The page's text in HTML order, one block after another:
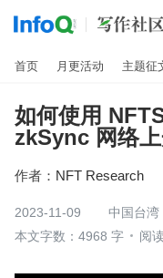
首页 月更活动 主题征
如何使用
zkSync 网络
作者： NFT Research
2023-11-09
中国台湾
本文字数：4968 字
阅